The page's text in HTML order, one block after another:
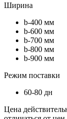
Ширина
b-400 мм
b-600 мм
b-700 мм
b-800 мм
b-900 мм
Режим поставки
60-80 дн
Цена